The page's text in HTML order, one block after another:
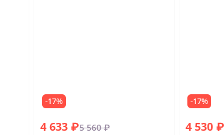
-17%
4 633 ₽5 560 ₽
-17%
4 530